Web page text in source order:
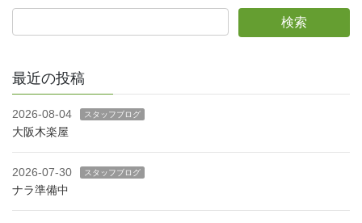
最近の投稿
2026-08-04 スタッフブログ
大阪木楽屋
2026-07-30 スタッフブログ
ナラ準備中